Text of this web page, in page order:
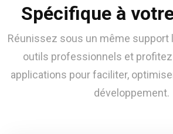
Spécifique à
Réunissez sous un même support
outils professionnels et
applications pour faciliter,
développement.